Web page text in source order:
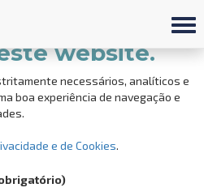
preferências de
website.
necessários, analíticos e
boa experiência de navegação e
e de Cookies.